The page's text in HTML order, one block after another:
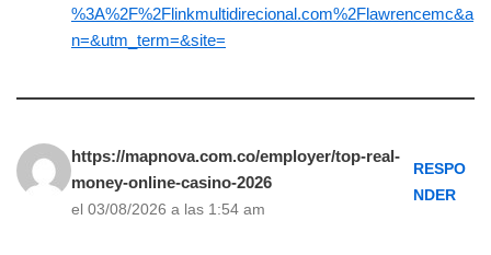
%3A%2F%2Flinkmultidirecional.com%2Flawrencemc&a
n=&utm_term=&site=
https://mapnova.com.co/employer/top-real-
money-online-casino-2026
el 03/08/2026 a las 1:54 am
RESPO
NDER